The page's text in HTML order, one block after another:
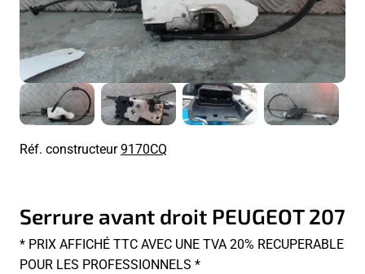
Réf. constructeur9170CQ
Serrure avant droit PEUGEOT 207
* PRIX AFFICHÉ TTC AVEC UNE TVA 20% RECUPERABLE
POUR LES PROFESSIONNELS *